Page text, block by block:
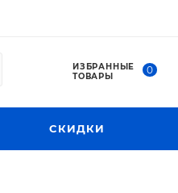
ИЗБРАННЫЕ
ТОВАРЫ
0
СКИДКИ